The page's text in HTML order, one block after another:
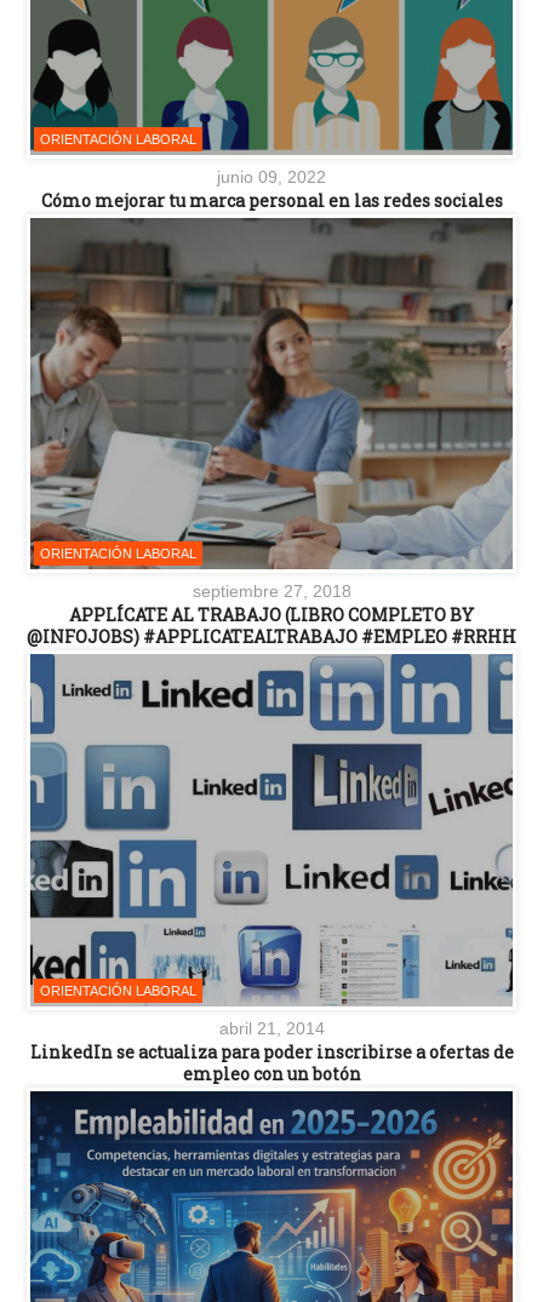
ORIENTACIÓN LABORAL
junio 09, 2022
Cómo mejorar tu marca personal en las redes sociales
ORIENTACIÓN LABORAL
septiembre 27, 2018
APPLÍCATE AL TRABAJO (LIBRO COMPLETO BY
@INFOJOBS) #APPLICATEALTRABAJO #EMPLEO #RRHH
ORIENTACIÓN LABORAL
abril 21, 2014
LinkedIn se actualiza para poder inscribirse a ofertas de
empleo con un botón